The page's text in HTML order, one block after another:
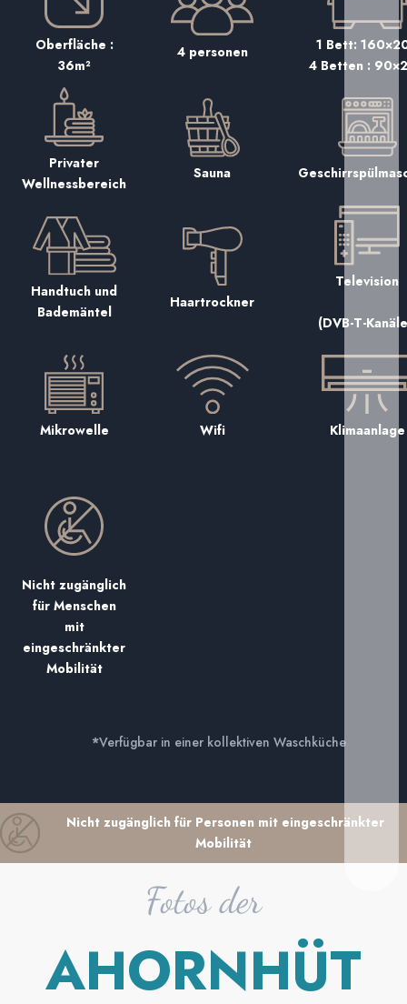
Oberfläche :
36m²
4 personen
1 Bett:
4 Betten :
Privater
Wellnessbereich
Sauna
Handtuch und
Bademäntel
Haartrockner
Television
(DVB-T-
Mikrowelle Wifi Klimaanlage
Nicht zugänglich
für Menschen
mit
eingeschränkter
Mobilität
*Verfügbar in einer kollektiven Waschküche
Nicht zugänglich für Personen mit eingeschränkter
Mobilität
Fotos der
AHORNHÜT